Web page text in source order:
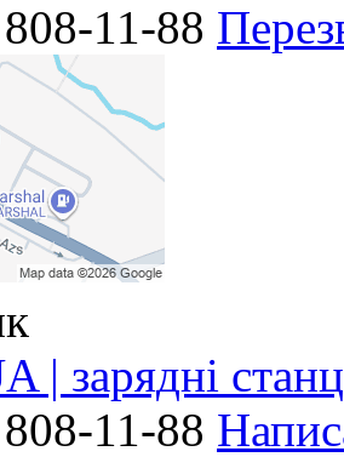
11-88
| зарядні
11-88